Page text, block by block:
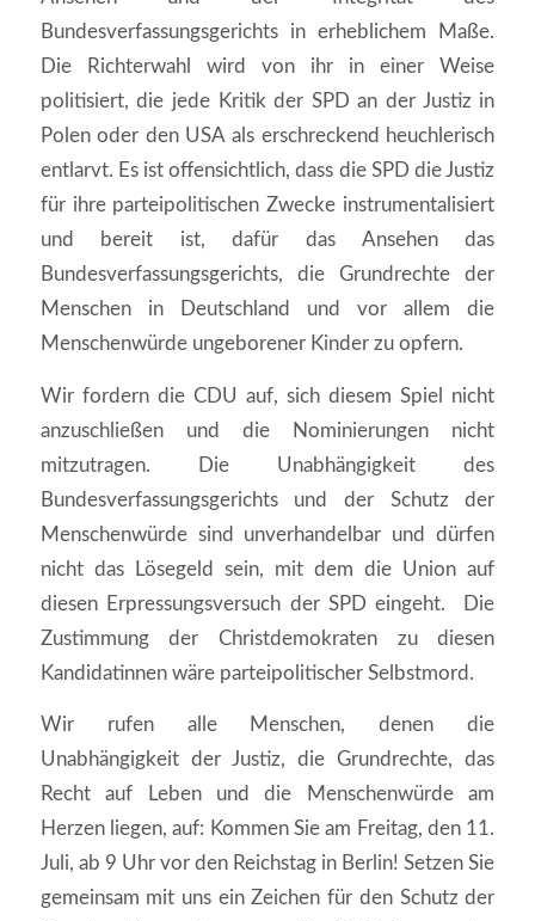
Bundesverfassungsgerichts in erheblichem Maße.
Die Richterwahl wird von ihr in einer Weise
politisiert, die jede Kritik der SPD an der Justiz in
Polen oder den USA als erschreckend heuchlerisch
entlarvt. Es ist offensichtlich, dass die SPD die Justiz
für ihre parteipolitischen Zwecke instrumentalisiert
und bereit ist, dafür das Ansehen das
Bundesverfassungsgerichts, die Grundrechte der
Menschen in Deutschland und vor allem die
Menschenwürde ungeborener Kinder zu opfern.
Wir fordern die CDU auf, sich diesem Spiel nicht
anzuschließen und die Nominierungen nicht
mitzutragen. Die Unabhängigkeit des
Bundesverfassungsgerichts und der Schutz der
Menschenwürde sind unverhandelbar und dürfen
nicht das Lösegeld sein, mit dem die Union auf
diesen Erpressungsversuch der SPD eingeht. Die
Zustimmung der Christdemokraten zu diesen
Kandidatinnen wäre parteipolitischer Selbstmord.
Wir rufen alle Menschen, denen die
Unabhängigkeit der Justiz, die Grundrechte, das
Recht auf Leben und die Menschenwürde am
Herzen liegen, auf: Kommen Sie am Freitag, den 11.
Juli, ab 9 Uhr vor den Reichstag in Berlin! Setzen Sie
gemeinsam mit uns ein Zeichen für den Schutz der